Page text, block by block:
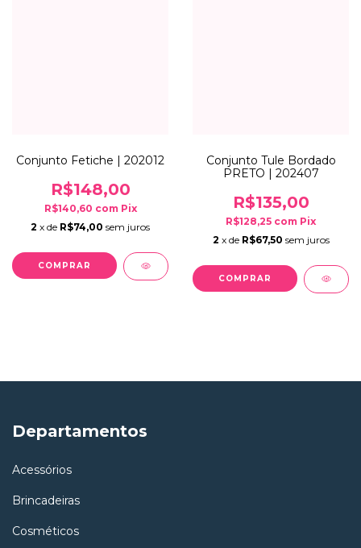
Conjunto Fetiche | 202012
R$148,00
R$140,60 com Pix
2 x de R$74,00 sem juros
COMPRAR
Conjunto Tule Bordado
PRETO | 202407
R$135,00
R$128,25 com Pix
2 x de R$67,50 sem juros
COMPRAR
Departamentos
Acessórios
Brincadeiras
Cosméticos